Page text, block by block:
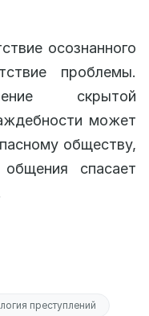
осознанного
проблемы.
скрытой
может
обществу,
спасает
преступлений